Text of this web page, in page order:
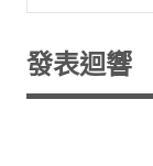
發表迴響